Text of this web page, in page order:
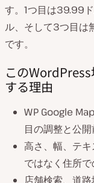
す。1つ目は39.99
ル、そして3つ目は
です。
この
する理由
WP Google
目の調整と公開
高さ、幅、テ
ではなく住所で
店舗検索、道